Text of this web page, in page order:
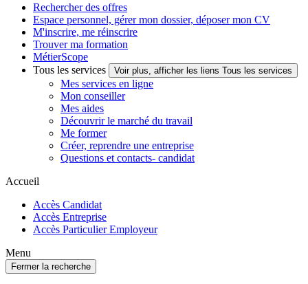
Rechercher des offres
Espace personnel, gérer mon dossier, déposer mon CV
M'inscrire, me réinscrire
Trouver ma formation
MétierScope
Tous les services
Voir plus, afficher les liens Tous les services
Mes services en ligne
Mon conseiller
Mes aides
Découvrir le marché du travail
Me former
Créer, reprendre une entreprise
Questions et contacts- candidat
Accueil
Accès Candidat
Accès Entreprise
Accès Particulier Employeur
Menu
Fermer la recherche